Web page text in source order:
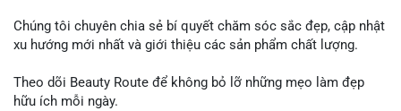
Chúng tôi chuyên chia sẻ bí quyết chăm sóc sắc đẹp, cập nhật
xu hướng mới nhất và giới thiệu các sản phẩm chất lượng.
Theo dõi Beauty Route để không bỏ lỡ những mẹo làm đẹp
hữu ích mỗi ngày.